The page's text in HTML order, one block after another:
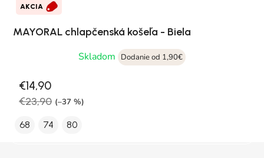
AKCIA
MAYORAL chlapčenská košeľa - Biela
Skladom
Dodanie od 1,90€
€14,90
€23,90 (–37 %)
68 74 80